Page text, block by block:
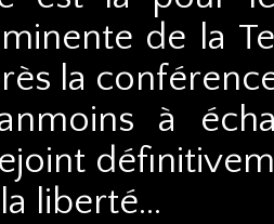
de la
la
à
liberté…